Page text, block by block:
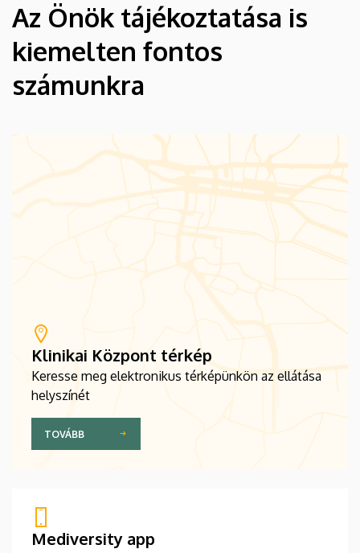
Az Önök tájékoztatása is
kiemelten fontos
számunkra
Klinikai Központ térkép
Keresse meg elektronikus térképünkön az ellátása
helyszínét
TOVÁBB
Mediversity app